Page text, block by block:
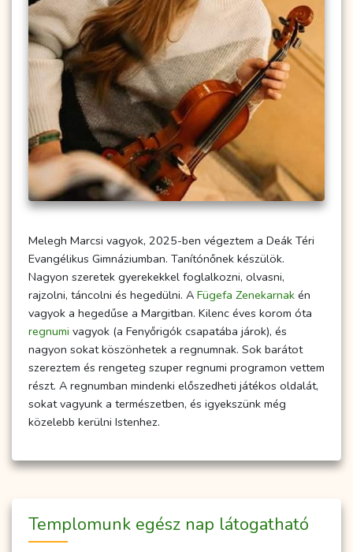
Melegh Marcsi vagyok, 2025-ben végeztem a Deák Téri
Evangélikus Gimnáziumban. Tanítónőnek készülök.
Nagyon szeretek gyerekekkel foglalkozni, olvasni,
rajzolni, táncolni és hegedülni. A Fügefa Zenekarnak én
vagyok a hegedűse a Margitban. Kilenc éves korom óta
regnumi vagyok (a Fenyőrigók csapatába járok), és
nagyon sokat köszönhetek a regnumnak. Sok barátot
szereztem és rengeteg szuper regnumi programon vettem
részt. A regnumban mindenki előszedheti játékos oldalát,
sokat vagyunk a természetben, és igyekszünk még
közelebb kerülni Istenhez.
Temp­­lo­­munk egész nap lá­to­gat­ha­tó